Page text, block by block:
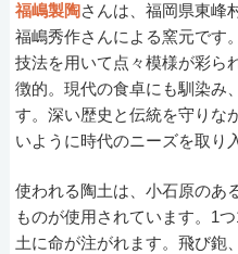
福嶋製陶さんは、福岡県東峰
福嶋秀作さんによる窯元です
技法を用いて点々模様が彩ら
徴的。現代の食卓にも馴染み
す。深い歴史と伝統を守りな
いように時代のニーズを取り
使われる陶土は、小石原のあ
ものが使用されています。1
土に命が注がれます。飛び鉋